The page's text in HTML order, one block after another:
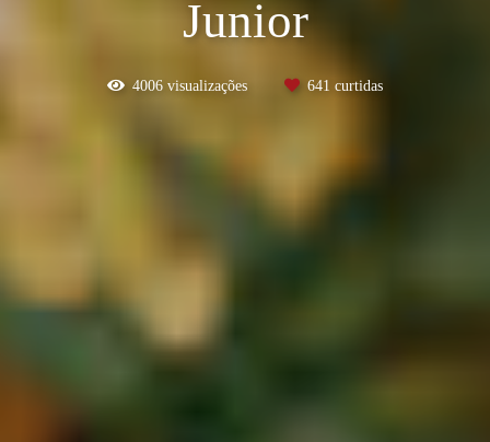
Junior
4006 visualizações 641 curtidas